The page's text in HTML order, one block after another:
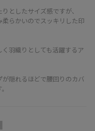
なったコーディネート
。
としたサイズ感ですが、
柔らかいのでスッキリした印
く羽織りとしても活躍するア
が隠れるほどで腰回りのカバ